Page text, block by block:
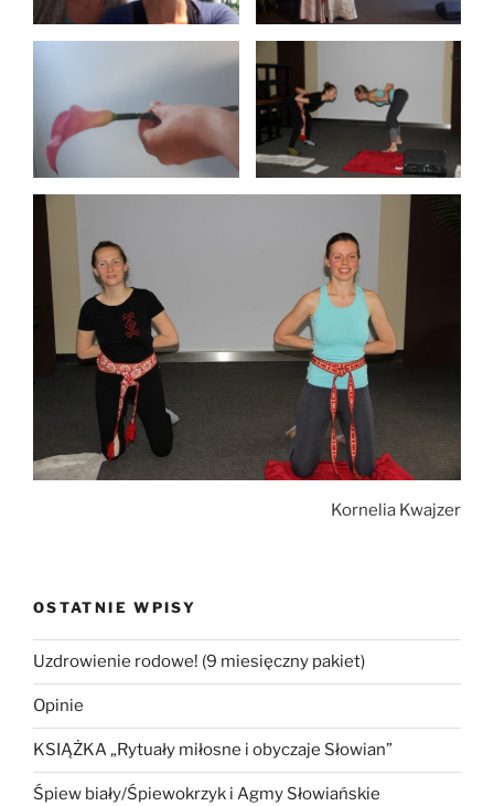
Kornelia Kwajzer
OSTATNIE WPISY
Uzdrowienie rodowe! (9 miesięczny pakiet)
Opinie
KSIĄŻKA „Rytuały miłosne i obyczaje Słowian”
Śpiew biały/Śpiewokrzyk i Agmy Słowiańskie